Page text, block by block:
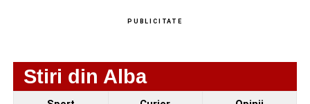
Adaugă-ne ca sursă preferată
Ultimele știri din Sebeș
PUBLICITATE
Stiri din Alba